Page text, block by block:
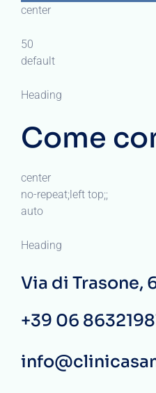
center
50
default
Heading
Come
center
no-repeat;left top;;
auto
Heading
Via di Trasone,
+39 06